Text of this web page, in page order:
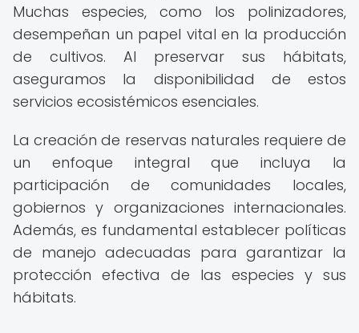
Muchas especies, como los polinizadores,
desempeñan un papel vital en la producción
de cultivos. Al preservar sus hábitats,
aseguramos la disponibilidad de estos
servicios ecosistémicos esenciales.
La creación de reservas naturales requiere de
un enfoque integral que incluya la
participación de comunidades locales,
gobiernos y organizaciones internacionales.
Además, es fundamental establecer políticas
de manejo adecuadas para garantizar la
protección efectiva de las especies y sus
hábitats.